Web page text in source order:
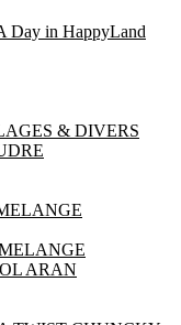
Day in HappyLand
& DIVERS
ARAN